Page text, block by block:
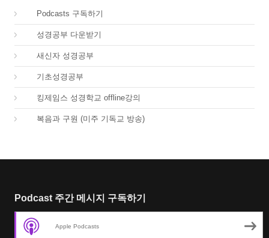
Podcasts 구독하기
성경공부 다운받기
새신자 성경공부
기초성경공부
킹제임스 성경학교 offline강의
복음과 구원 (미주 기독교 방송)
Podcast 주간 메시지 구독하기
Apple Podcasts